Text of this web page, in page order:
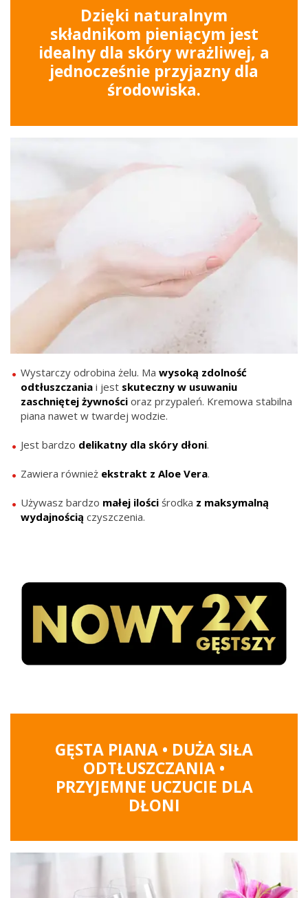
Dzięki naturalnym
składnikom pieniącym jest
idealny dla skóry wrażliwej, a
jednocześnie przyjazny dla
środowiska.
Wystarczy odrobina żelu. Ma wysoką zdolność
odtłuszczania i jest skuteczny w usuwaniu
zaschniętej żywności oraz przypaleń. Kremowa stabilna
piana nawet w twardej wodzie.
Jest bardzo delikatny dla skóry dłoni.
Zawiera również ekstrakt z Aloe Vera.
Używasz bardzo małej ilości środka z maksymalną
wydajnością czyszczenia.
GĘSTA PIANA • DUŻA SIŁA
ODTŁUSZCZANIA •
PRZYJEMNE UCZUCIE DLA
DŁONI